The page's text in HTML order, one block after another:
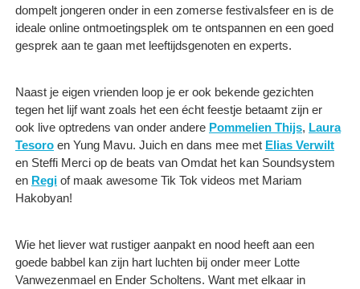
dompelt jongeren onder in een zomerse festivalsfeer en is de
ideale online ontmoetingsplek om te ontspannen en een goed
gesprek aan te gaan met leeftijdsgenoten en experts.
Naast je eigen vrienden loop je er ook bekende gezichten
tegen het lijf want zoals het een écht feestje betaamt zijn er
ook live optredens van onder andere Pommelien Thijs, Laura
Tesoro en Yung Mavu. Juich en dans mee met Elias Verwilt
en Steffi Merci op de beats van Omdat het kan Soundsystem
en Regi of maak awesome Tik Tok videos met Mariam
Hakobyan!
Wie het liever wat rustiger aanpakt en nood heeft aan een
goede babbel kan zijn hart luchten bij onder meer Lotte
Vanwezenmael en Ender Scholtens. Want met elkaar in